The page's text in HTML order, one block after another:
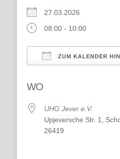
27.03.2026
08:00 - 10:00
ZUM KALENDER
WO
UHG Jever e.V.
Upjeversche Str. 1,
26419